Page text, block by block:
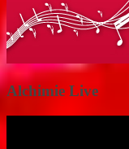
Alchimie Live